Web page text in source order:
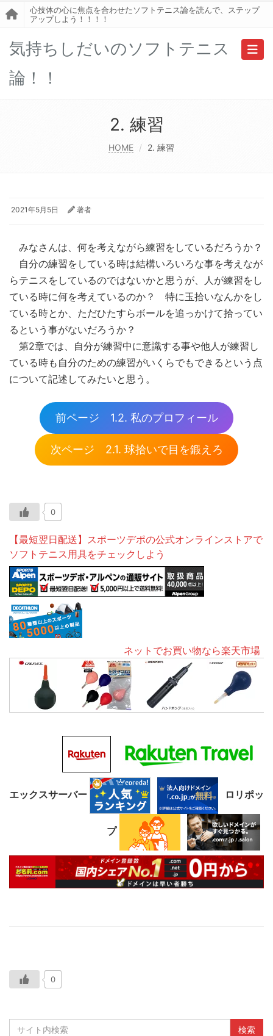
心技体の心に焦点を合わせたソフトテニス論を読んで、ステップ
アップしよう！！！！
気持ちしだいのソフトテニス
論！！
2. 練習
HOME 2. 練習
2021年5月5日 著者
みなさんは、何を考えながら練習をしているだろうか？
自分の練習をしている時は結構いろいろな事を考えなが
らテニスをしているのではないかと思うが、人が練習をし
ている時に何を考えているのか？ 特に玉拾いなんかをし
ている時とか、ただひたすらボールを追っかけて拾ってい
るという事がないだろうか？
第2章では、自分が練習中に意識する事や他人が練習し
ている時も自分のための練習がいくらでもできるという点
について記述してみたいと思う。
前ページ 1.2. 私のプロフィール
次ページ 2.1. 球拾いで目を鍛えろ
0
【最短翌日配送】スポーツデポの公式オンラインストアで
ソフトテニス用具をチェックしよう
ネットでお買い物なら楽天市場
エックスサーバー ロリポッ
プ
0